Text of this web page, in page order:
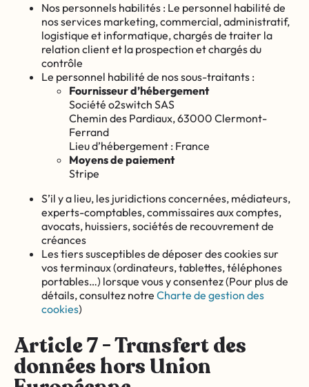
Nos personnels habilités : Le personnel habilité de
nos services marketing, commercial, administratif,
logistique et informatique, chargés de traiter la
relation client et la prospection et chargés du
contrôle
Le personnel habilité de nos sous-traitants :
Fournisseur d’hébergement
Société o2switch SAS
Chemin des Pardiaux, 63000 Clermont-
Ferrand
Lieu d’hébergement : France
Moyens de paiement
Stripe
S’il y a lieu, les juridictions concernées, médiateurs,
experts-comptables, commissaires aux comptes,
avocats, huissiers, sociétés de recouvrement de
créances
Les tiers susceptibles de déposer des cookies sur
vos terminaux (ordinateurs, tablettes, téléphones
portables…) lorsque vous y consentez (Pour plus de
détails, consultez notre Charte de gestion des
cookies)
Article 7 - Transfert des
données hors Union